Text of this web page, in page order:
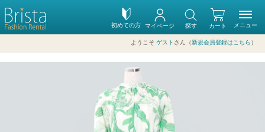
初めての方 カート
マイページ 探す
ようこそ ゲスト さん（新規会員登録はこちら ）
メニュー